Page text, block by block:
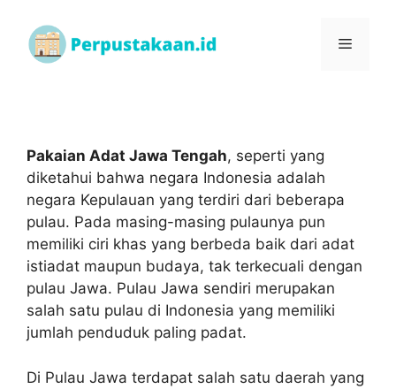
Pakaian Adat Jawa Tengah, seperti yang
diketahui bahwa negara Indonesia adalah
negara Kepulauan yang terdiri dari beberapa
pulau. Pada masing-masing pulaunya pun
memiliki ciri khas yang berbeda baik dari adat
istiadat maupun budaya, tak terkecuali dengan
pulau Jawa. Pulau Jawa sendiri merupakan
salah satu pulau di Indonesia yang memiliki
jumlah penduduk paling padat.
Di Pulau Jawa terdapat salah satu daerah yang